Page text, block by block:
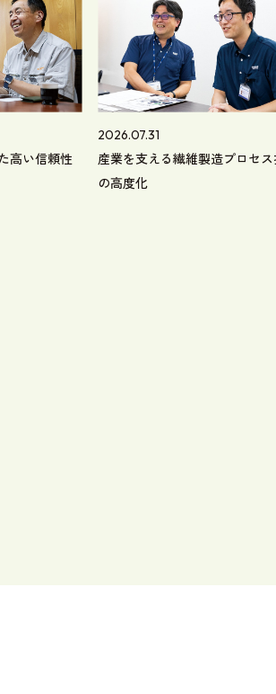
高い信頼性
2026.07.31
産業を支える繊維製造プロセ
の高度化